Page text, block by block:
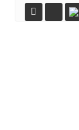
